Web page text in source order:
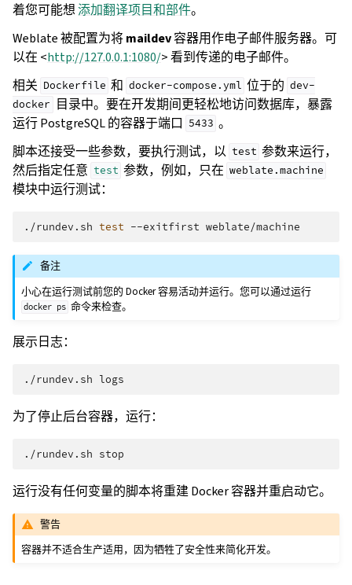
着您可能想添加翻译项目和部件。
Weblate 被配置为将maildev容器用作电子邮件服务器。可
以在 <http://127.0.0.1:1080/> 看到传递的电子邮件。
相关 Dockerfile 和 docker-compose.yml 位于的 dev-
docker 目录中。要在开发期间更轻松地访问数据库，暴露
运行 PostgreSQL 的容器于端口 5433 。
脚本还接受一些参数，要执行测试，以 test 参数来运行，
然后指定任意 test 参数，例如，只在 weblate.machine
模块中运行测试：
./rundev.sh test --exitfirst
备注
小心在运行测试前您的 Docker 容易活动并运行。您可以通过运行
docker ps 命令来检查。
展示日志：
./rundev.sh
为了停止后台容器，运行：
./rundev.sh
运行没有任何变量的脚本将重建 Docker 容器并重启动它。
警告
容器并不适合生产适用，因为牺牲了安全性来简化开发。